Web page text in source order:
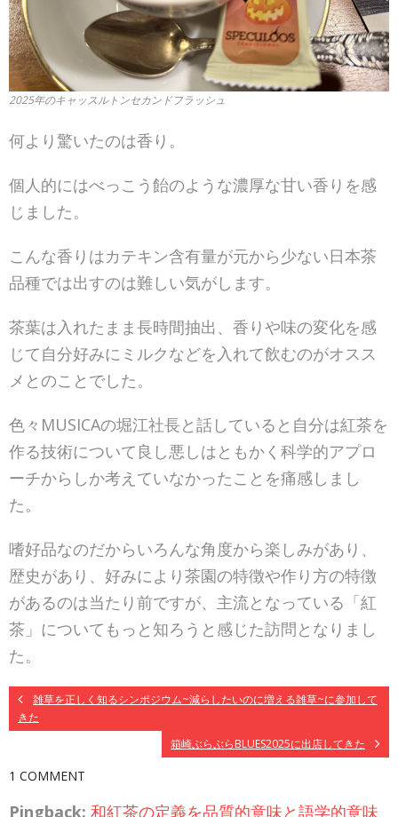
2025年のキャッスルトンセカンドフラッシュ
何より驚いたのは香り。
個人的にはべっこう飴のような濃厚な甘い香りを感
じました。
こんな香りはカテキン含有量が元から少ない日本茶
品種では出すのは難しい気がします。
茶葉は入れたまま長時間抽出、香りや味の変化を感
じて自分好みにミルクなどを入れて飲むのがオスス
メとのことでした。
色々MUSICAの堀江社長と話していると自分は紅茶を
作る技術について良し悪しはともかく科学的アプロ
ーチからしか考えていなかったことを痛感しまし
た。
嗜好品なのだからいろんな角度から楽しみがあり、
歴史があり、好みにより茶園の特徴や作り方の特徴
があるのは当たり前ですが、主流となっている「紅
茶」についてもっと知ろうと感じた訪問となりまし
た。
雑草を正しく知るシンポジウム~減らしたいのに増える雑草~に参加して
きた
箱崎ぶらぶらBLUES2025に出店してきた
1 COMMENT
Pingback: 和紅茶の定義を品質的意味と語学的意味